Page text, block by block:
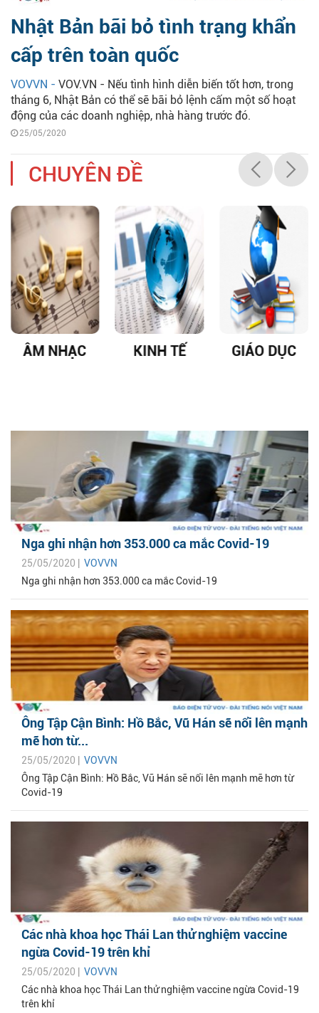
Nhật Bản bãi bỏ tình trạng khẩn
cấp trên toàn quốc
VOVVN - VOV.VN - Nếu tình hình diễn biến tốt hơn, trong
tháng 6, Nhật Bản có thể sẽ bãi bỏ lệnh cấm một số hoạt
động của các doanh nghiệp, nhà hàng trước đó.
25/05/2020
CHUYÊN ĐỀ
ÂM NHẠC KINH TẾ GIÁO DỤC
Nga ghi nhận hơn 353.000 ca mắc Covid-19
25/05/2020 | VOVVN
Nga ghi nhận hơn 353.000 ca mắc Covid-19
Ông Tập Cận Bình: Hồ Bắc, Vũ Hán sẽ nổi lên mạnh
mẽ hơn từ...
25/05/2020 | VOVVN
Ông Tập Cận Bình: Hồ Bắc, Vũ Hán sẽ nổi lên mạnh mẽ hơn từ
Covid-19
Các nhà khoa học Thái Lan thử nghiệm vaccine
ngừa Covid-19 trên khỉ
25/05/2020 | VOVVN
Các nhà khoa học Thái Lan thử nghiệm vaccine ngừa Covid-19
trên khỉ